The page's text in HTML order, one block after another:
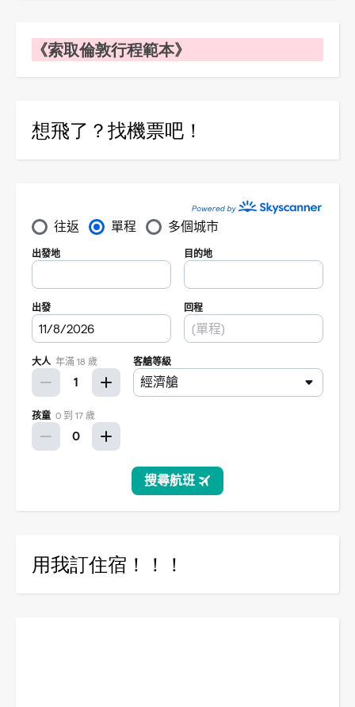
《索取倫敦行程範本》
想飛了？找機票吧！
用我訂住宿！！！